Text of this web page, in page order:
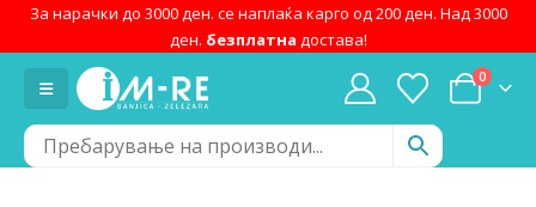
За нарачки до 3000 ден. се наплаќа карго од 200 ден. Над 3000
ден. безплатна достава!
0